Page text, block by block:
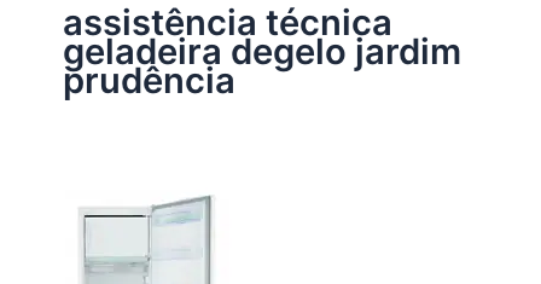
assistência técnica
geladeira degelo jardim
prudência